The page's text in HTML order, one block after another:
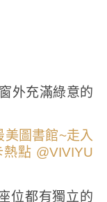
外充滿綠意的
位都有獨立的